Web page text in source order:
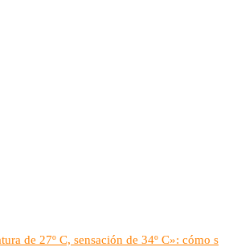
de 27º C, sensación de 34º C»: cómo s